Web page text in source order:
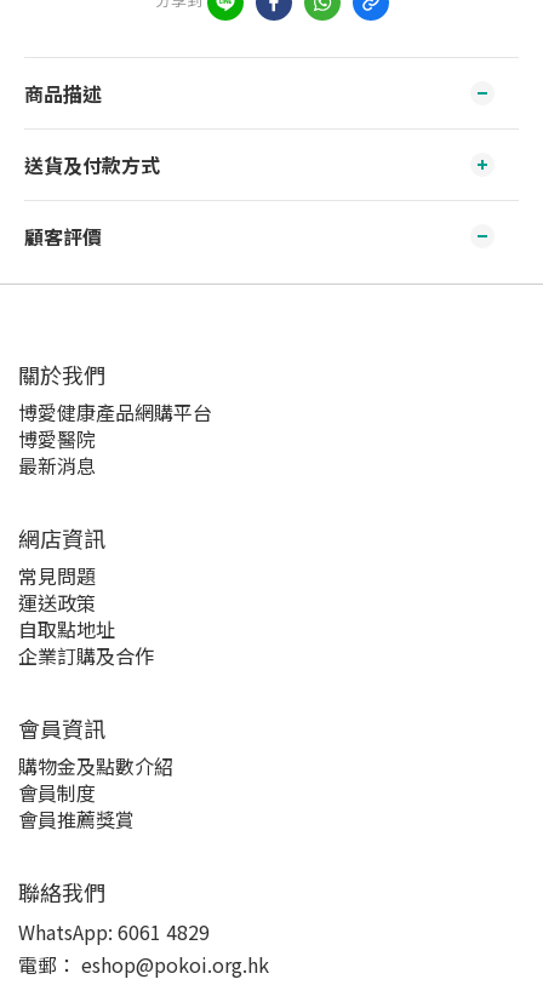
商品描述
送貨及付款方式
顧客評價
關於我們‎
博愛健康產品網購平台
博愛醫院
最新消息
網店資訊
常見問題
運送政策
自取點地址
企業訂購及合作
會員資訊
購物金及點數介紹
會員制度
會員推薦獎賞
聯絡我們
WhatsApp: 6061 4829
電郵： eshop@pokoi.org.hk